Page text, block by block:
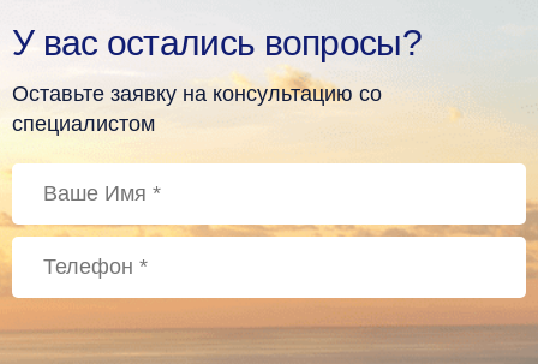
У вас остались вопросы?
Оставьте заявку на консультацию со
специалистом